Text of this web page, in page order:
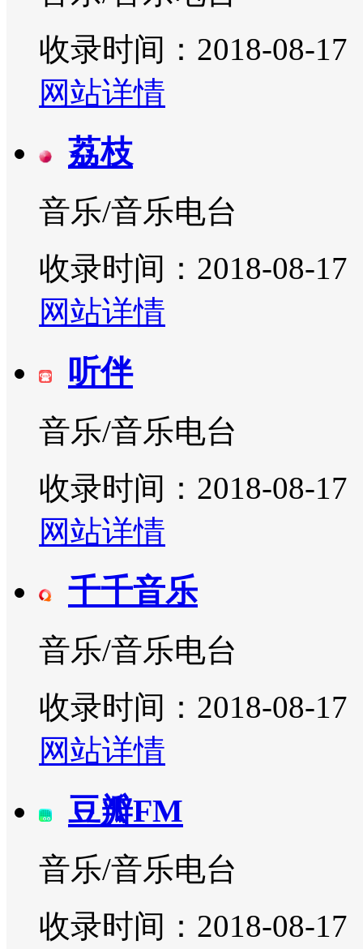
收录时间：2018-08-17
网站详情
荔枝
音乐/音乐电台
收录时间：2018-08-17
网站详情
听伴
音乐/音乐电台
收录时间：2018-08-17
网站详情
千千音乐
音乐/音乐电台
收录时间：2018-08-17
网站详情
豆瓣FM
音乐/音乐电台
收录时间：2018-08-17